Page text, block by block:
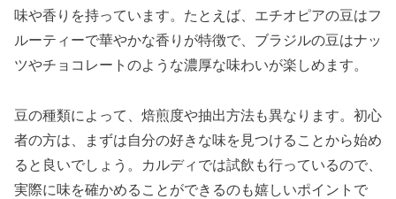
味や香りを持っています。たとえば、エチオピアの豆はフ
ルーティーで華やかな香りが特徴で、ブラジルの豆はナッ
ツやチョコレートのような濃厚な味わいが楽しめます。
豆の種類によって、焙煎度や抽出方法も異なります。初心
者の方は、まずは自分の好きな味を見つけることから始め
ると良いでしょう。カルディでは試飲も行っているので、
実際に味を確かめることができるのも嬉しいポイントで